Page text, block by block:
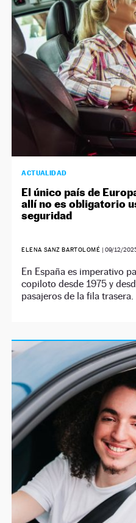
NEWSLETTER
SÍGUENOS
ACTUALIDAD
El único país de
allí no es obligatorio
seguridad
ELENA SANZ BARTOLOMÉ | 09/12/
En España es imperativo
copiloto desde 1975 y
pasajeros de la fila trasera.